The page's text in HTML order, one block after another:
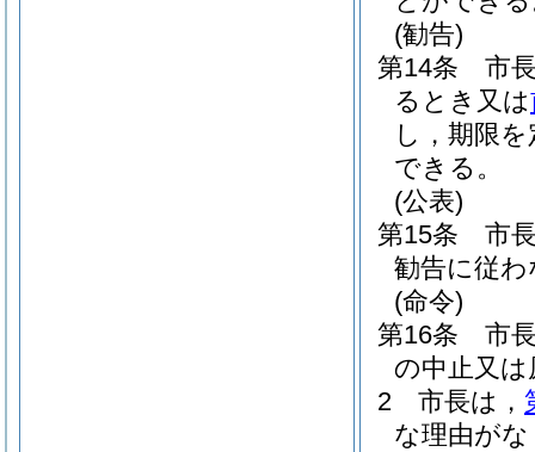
(勧告)
第14条
市
るとき又は
し，期限
できる。
(公表)
第15条
市
勧告に従
(命令)
第16条
市
の中止又
2
市長は，
な理由が